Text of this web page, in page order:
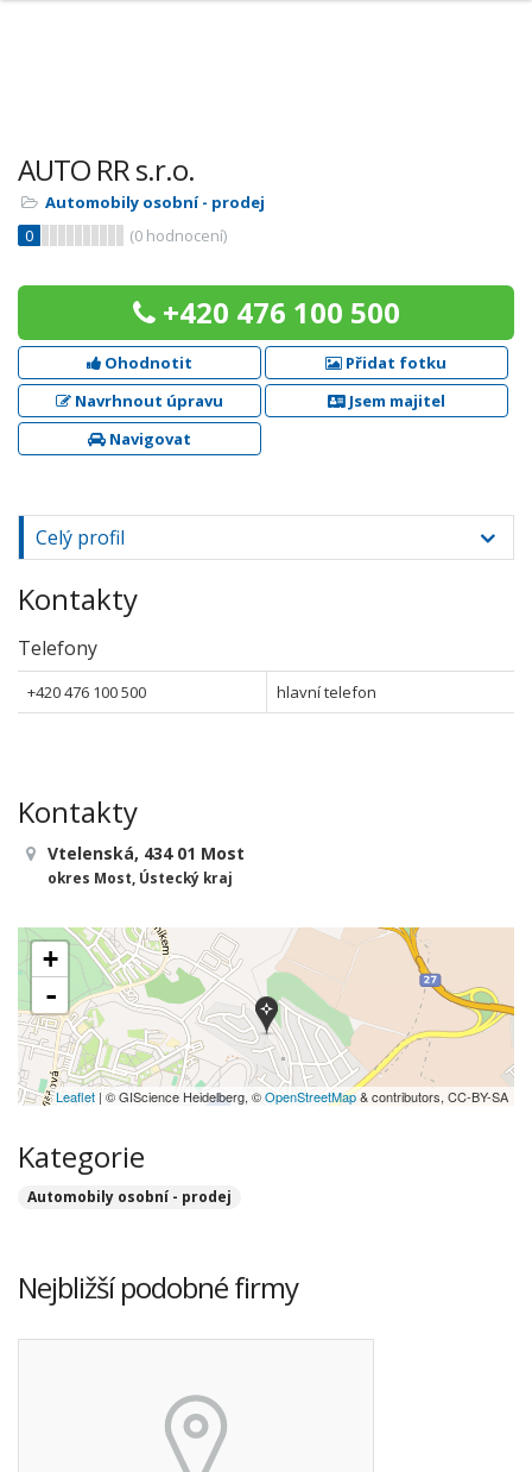
AUTO RR s.r.o.
Automobily osobní - prodej
0
(0 hodnocení)
+420 476 100 500
Ohodnotit
Přidat fotku
Navrhnout úpravu
Jsem majitel
Navigovat
Celý profil
Kontakty
Telefony
+420 476 100 500 hlavní telefon
Kontakty
Vtelenská, 434 01 Most
okres Most, Ústecký kraj
+
-
Leaflet | © GIScience Heidelberg, ©OpenStreetMap& contributors, CC-BY-SA
Kategorie
Automobily osobní - prodej
Nejbližší podobné firmy